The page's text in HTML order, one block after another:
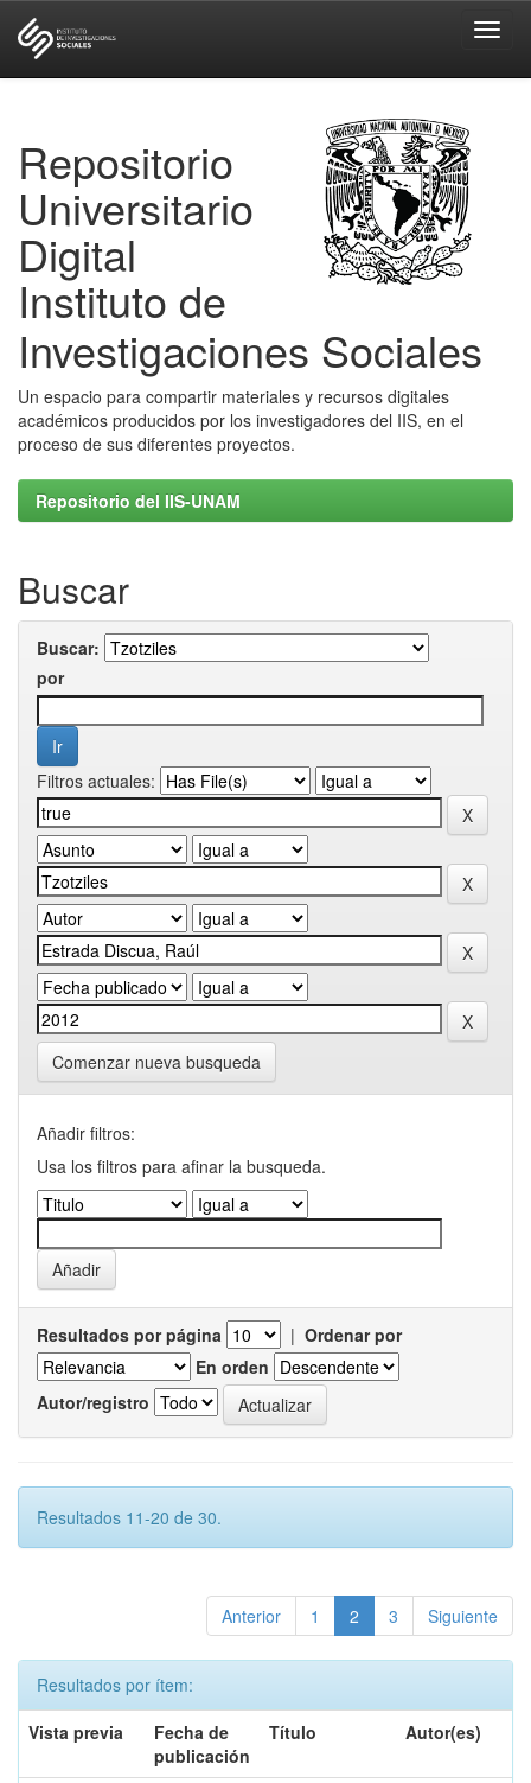
Repositorio
Universitario
Digital
Instituto de
Investigaciones Sociales
Un espacio para compartir materiales y recursos digitales
académicos producidos por los investigadores del IIS, en el
proceso de sus diferentes proyectos.
Repositorio del IIS-UNAM
Buscar
Buscar:
por
Filtros actuales:
Comenzar nueva busqueda
Añadir filtros:
Usa los filtros para afinar la busqueda.
Resultados por página | Ordenar por
En orden
Autor/registro
Resultados 11-20 de 30.
Anterior 1 2 3 Siguiente
Resultados por ítem:
Vista previa
Fecha de
publicación
Título Autor(es)